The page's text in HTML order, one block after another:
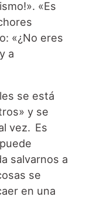
«Es
«¿No eres
a
se está
y se
vez. Es
salvarnos a
se
en una